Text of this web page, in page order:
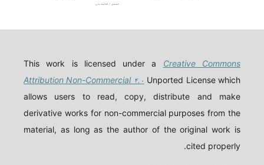
لذتمندی از فعالیت بدنی
This work is licensed under a Creative Commons
Attribution Non-Commercial ۴.۰ Unported License which
allows users to read, copy, distribute and make
derivative works for non-commercial purposes from the
material, as long as the author of the original work is
cited properly.